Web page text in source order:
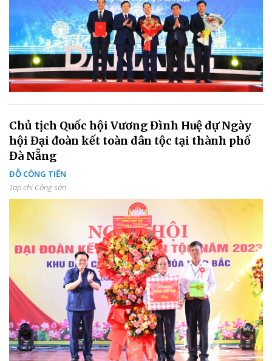
Chủ tịch Quốc hội Vương Đình Huệ dự Ngày
hội Đại đoàn kết toàn dân tộc tại thành phố
Đà Nẵng
ĐỖ CÔNG TIẾN
Tạp chí Cộng sản